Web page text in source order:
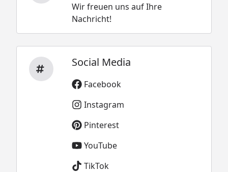
Wir freuen uns auf Ihre
Nachricht!
Social Media
Facebook
Instagram
Pinterest
YouTube
TikTok